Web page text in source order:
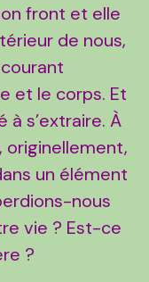
front et elle
de nous,
et le corps. Et
s’extraire. À
originellement,
un élément
nous
vie ? Est-ce
?